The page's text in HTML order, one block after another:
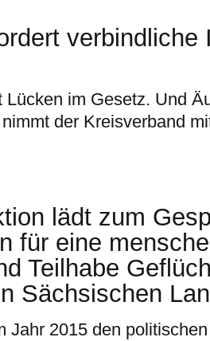
verbindliche
Lücken im Gesetz. Und
der Kreisverband
lädt zum
für eine
Teilhabe
Sächsischen
Jahr 2015 den